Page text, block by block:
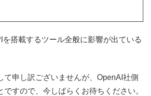
搭載するツール全般に影響が出ている
て申し訳ございませんが、OpenAI社側
ですので、今しばらくお待ちください。